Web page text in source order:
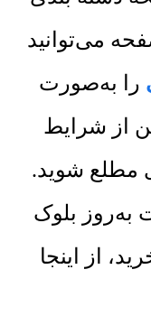
می‌توانید
را به‌صورت
از شرایط
مطلع شوید.
به‌روز بلوک
از اینجا